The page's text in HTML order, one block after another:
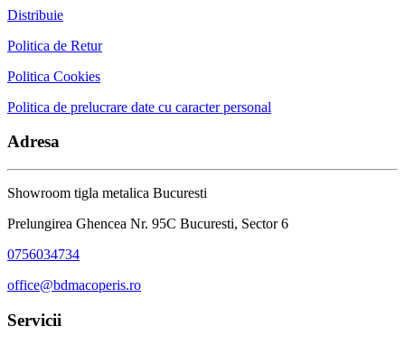
Distribuie
Politica de Retur
Politica Cookies
Politica de prelucrare date cu caracter personal
Adresa
Showroom tigla metalica Bucuresti
Prelungirea Ghencea Nr. 95C Bucuresti, Sector 6
0756034734
office@bdmacoperis.ro
Servicii